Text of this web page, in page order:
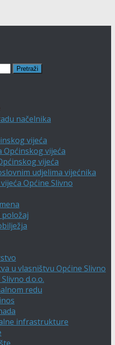
načelnika
vijeća
Općinskog vijeća
vijeća
udjelima vijećnika
Općine Slivno
u vlasništvu Općine Slivno
d.o.o.
redu
infrastrukture